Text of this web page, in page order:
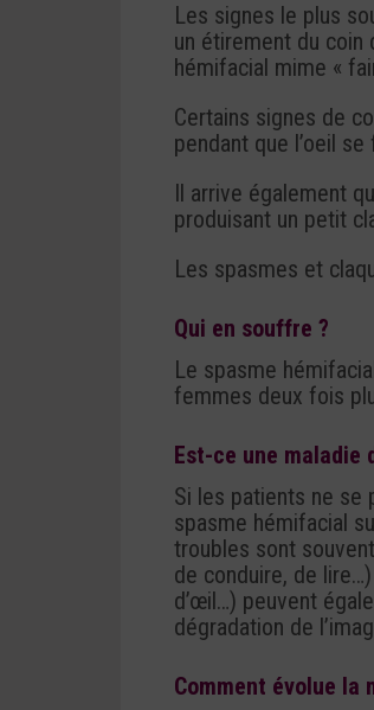
Les signes le plus
un étirement du coin
hémifacial mime «
Certains signes de
pendant que l’oeil
Il arrive également
produisant un petit
Les spasmes et
Qui en souffre ?
Le spasme
femmes deux fois
Est-ce une maladie
Si les patients ne se
spasme hémifacial
troubles sont
de conduire, de
d’œil…) peuvent
dégradation de
Comment évolue la